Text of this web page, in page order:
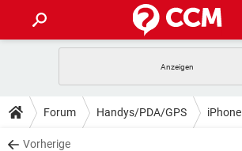
ANDROID IOS
WINDOWS 10
TIPPS & TRICKS
SPIELE STREAMING
DOWNLOADS
Forum Handys/PDA/GPS iPhone
Vorherige